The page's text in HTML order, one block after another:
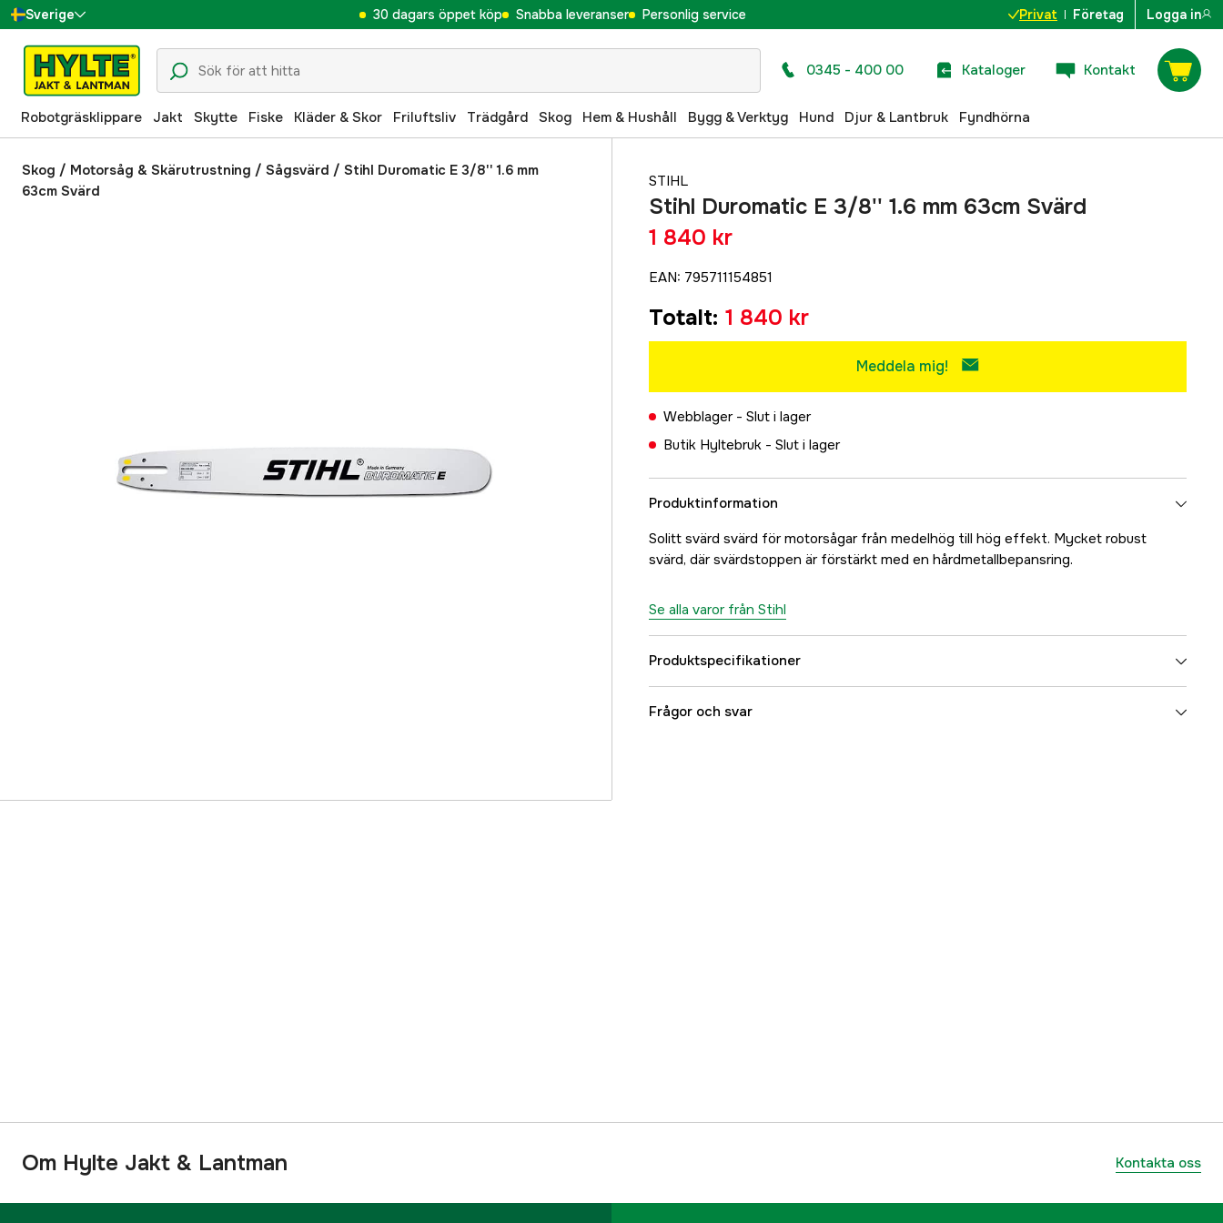
Sverige
Danmark
Suomi
Norge
Deutschland
30 dagars öppet köp Snabba leveranser Personlig service Privat Företag Logga in
0345 - 400 00 Kataloger Kontakt
Robotgräsklippare Jakt Skytte Fiske Kläder & Skor Friluftsliv Trädgård Skog Hem & Hushåll Bygg & Verktyg Hund Djur & Lantbruk Fyndhörna
Skog / Motorsåg & Skärutrustning / Sågsvärd / Stihl Duromatic E 3/8'' 1.6 mm
63cm Svärd
STIHL
Stihl Duromatic E 3/8'' 1.6 mm 63cm Svärd
1 840 kr
EAN: 795711154851
Totalt: 1 840 kr
Meddela mig!
Webblager - Slut i lager
Butik Hyltebruk - Slut i lager
Produktinformation
Solitt svärd svärd för motorsågar från medelhög till hög effekt. Mycket robust
svärd, där svärdstoppen är förstärkt med en hårdmetallbepansring.
Se alla varor från Stihl
Produktspecifikationer
Svärdsinfästning
Tillverkarens artikelnummer 30030015631
795711154851
Frågor och svar
Om Hylte Jakt & Lantman Kontakta oss